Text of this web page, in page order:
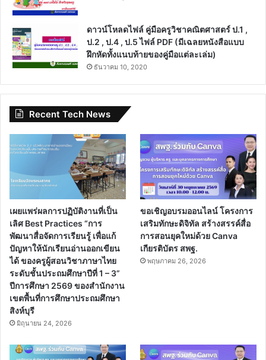
ดาวน์โหลดไฟล์ คู่มือครูวิชาคณิตศาสตร์ ป.1 ,
ป.2 , ป.4 , ป.5 ไฟล์ PDF (มีเฉลยหนังสือแบบ
ฝึกหัดทั้งแนบท้ายของคู่มือแต่ละเล่ม)
ธันวาคม 10, 2020
Recent Tech News
เผยแพร่ผลการปฏิบัติงานที่เป็น
เลิศ Best Practices “การ
พัฒนาสื่อจัดการเรียนรู้ เพื่อแก้
ปัญหาให้นักเรียนอ่านออกเขียน
ได้ ของครูผู้สอนวิชาภาษาไทย
ระดับชั้นประถมศึกษาปีที่ 1 – 3”
ปีการศึกษา 2569 ของสำนักงาน
เขตพื้นที่การศึกษาประถมศึกษา
สิงห์บุรี
มิถุนายน 24, 2026
ขอเชิญอบรมออนไลน์ โครงการ
เสริมทักษะดิจิทัล สร้างสรรค์สื่อ
การสอนยุคใหม่ด้วย Canva
เกียรติบัตร สพฐ.
พฤษภาคม 26, 2026